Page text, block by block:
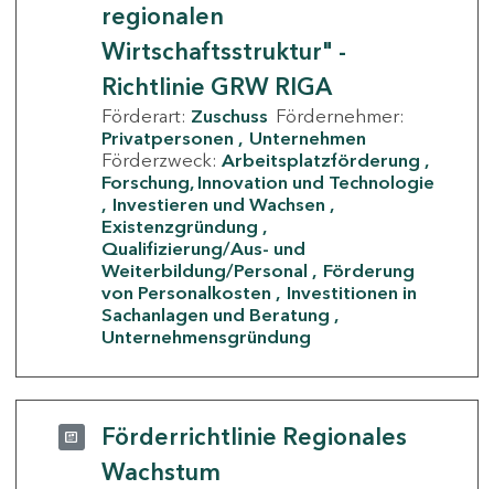
regionalen
Wirtschaftsstruktur" -
Richtlinie GRW RIGA
Förderart: Zuschuss Fördernehmer:
Privatpersonen
Unternehmen
Förderzweck: Arbeitsplatzförderung
Forschung, Innovation und Technologie
Investieren und Wachsen
Existenzgründung
Qualifizierung/Aus- und
Weiterbildung/Personal
Förderung
von Personalkosten
Investitionen in
Sachanlagen und Beratung
Unternehmensgründung
Förderrichtlinie Regionales
Wachstum